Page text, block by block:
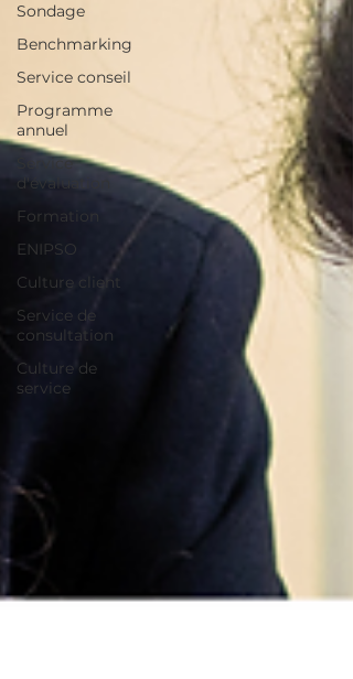
Sondage
Benchmarking
Service conseil
Programme
annuel
Service
d'évaluation
Formation
ENIPSO
Culture client
Service de
consultation
Culture de
service